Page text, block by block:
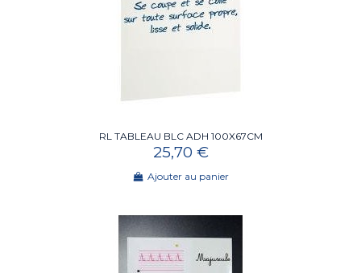
RL TABLEAU BLC ADH 100X67CM
25,70 €
Ajouter au panier